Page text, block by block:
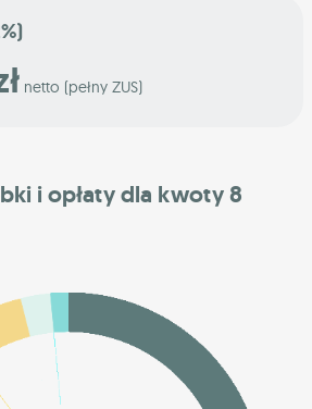
netto (pełny ZUS)
i opłaty dla kwoty 8